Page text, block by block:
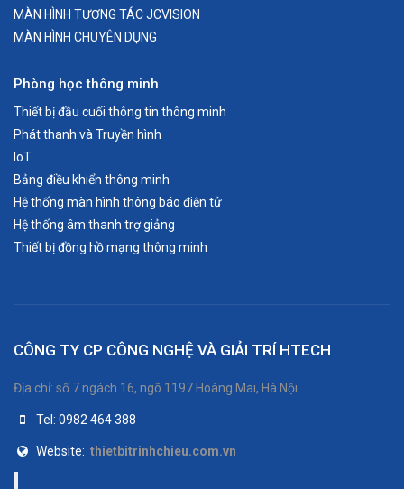
MÀN HÌNH TƯƠNG TÁC JCVISION
MÀN HÌNH CHUYÊN DỤNG
Phòng học thông minh
Thiết bị đầu cuối thông tin thông minh
Phát thanh và Truyền hình
IoT
Bảng điều khiển thông minh
Hệ thống màn hình thông báo điện tử
Hệ thống âm thanh trợ giảng
Thiết bị đồng hồ mạng thông minh
CÔNG TY CP CÔNG NGHỆ VÀ GIẢI TRÍ HTECH
Địa chỉ: số 7 ngách 16, ngõ 1197 Hoàng Mai, Hà Nội
Tel: 0982 464 388
Website: thietbitrinhchieu.com.vn